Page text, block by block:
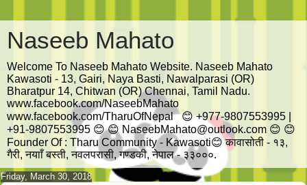
Naseeb Mahato
Welcome To Naseeb Mahato Website. Naseeb Mahato
Kawasoti - 13, Gairi, Naya Basti, Nawalparasi (OR)
Bharatpur 14, Chitwan (OR) Chennai, Tamil Nadu.
www.facebook.com/NaseebMahato
www.facebook.com/TharuOfNepal 😊 +977-9807553995 |
+91-9807553995 😊 😊 NaseebMahato@outlook.com 😊 😊
Founder Of : Tharu Community - Kawasoti😊 कावासोती - १३,
गैरी, नयााँ बस्ती, नवलपरासी, गण्डकी, नेपाल - ३३०००.
Friday, March 30, 2018